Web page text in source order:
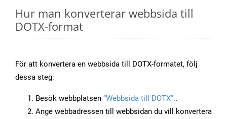
Hur man konverterar webbsida till
DOTX-format
För att konvertera en webbsida till DOTX-formatet, följ
dessa steg:
Besök webbplatsen “Webbsida till DOTX”..
Ange webbadressen till webbsidan du vill konvertera